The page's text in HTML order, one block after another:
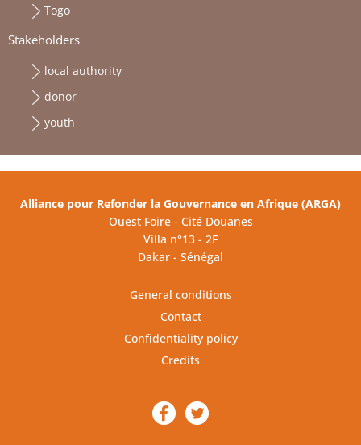
Togo
Stakeholders
local authority
donor
youth
Alliance pour Refonder la Gouvernance en Afrique (ARGA)
Ouest Foire - Cité Douanes
Villa n°13 - 2F
Dakar - Sénégal
General conditions
Contact
Confidentiality policy
Credits